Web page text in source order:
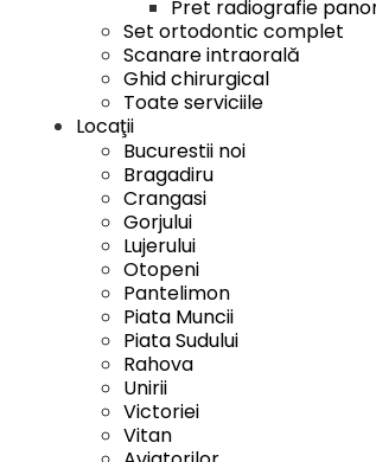
Pret radiografie
Set ortodontic complet
Scanare intraorală
Ghid chirurgical
Toate serviciile
Locaţii
Bucurestii noi
Bragadiru
Crangasi
Gorjului
Lujerului
Otopeni
Pantelimon
Piata Muncii
Piata Sudului
Rahova
Unirii
Victoriei
Vitan